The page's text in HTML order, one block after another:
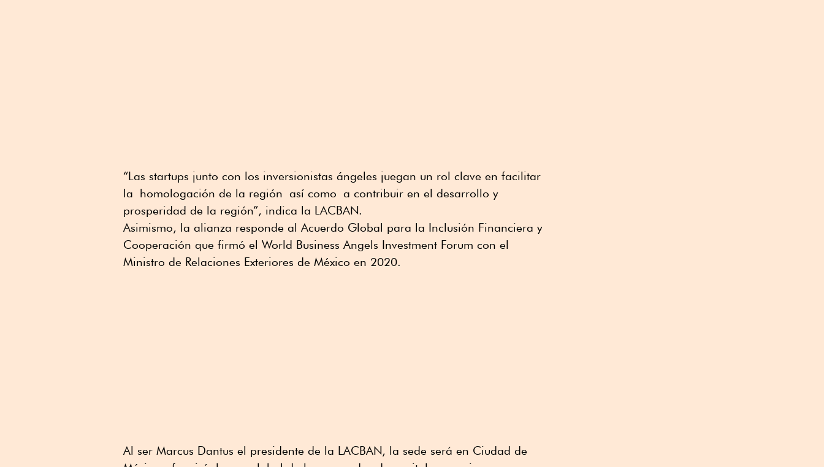
“Las startups junto con los inversionistas ángeles juegan un rol clave en facilitar
la homologación de la región así como a contribuir en el desarrollo y
prosperidad de la región”, indica la LACBAN.
Asimismo, la alianza responde al Acuerdo Global para la Inclusión Financiera y
Cooperación que firmó el World Business Angels Investment Forum con el
Ministro de Relaciones Exteriores de México en 2020.
Al ser Marcus Dantus el presidente de la LACBAN, la sede será en Ciudad de